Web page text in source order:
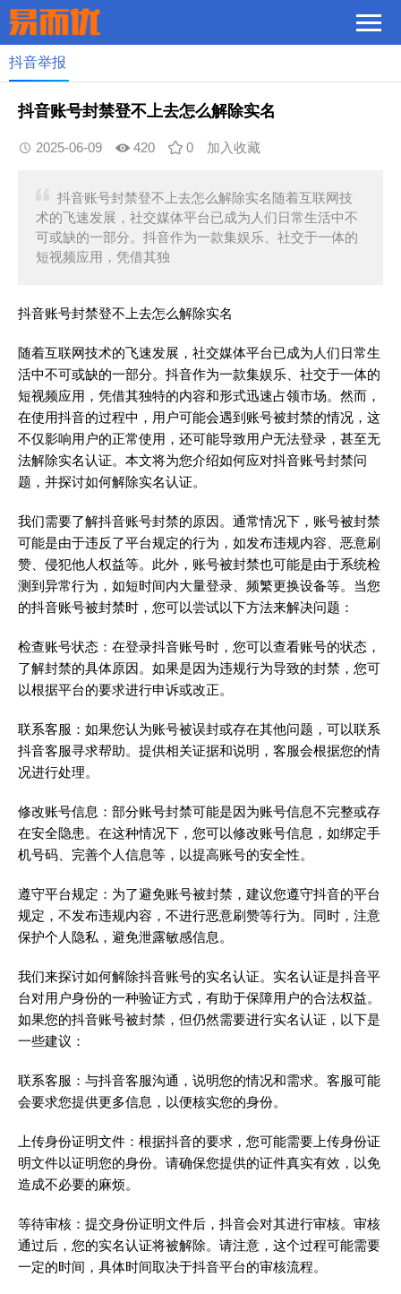
抖音举报
抖音账号封禁登不上去怎么解除实名
2025-06-09 420 0 加入收藏
抖音账号封禁登不上去怎么解除实名随着互联网技
术的飞速发展，社交媒体平台已成为人们日常生活中不
可或缺的一部分。抖音作为一款集娱乐、社交于一体的
短视频应用，凭借其独
抖音账号封禁登不上去怎么解除实名
随着互联网技术的飞速发展，社交媒体平台已成为人们日常生
活中不可或缺的一部分。抖音作为一款集娱乐、社交于一体的
短视频应用，凭借其独特的内容和形式迅速占领市场。然而，
在使用抖音的过程中，用户可能会遇到账号被封禁的情况，这
不仅影响用户的正常使用，还可能导致用户无法登录，甚至无
法解除实名认证。本文将为您介绍如何应对抖音账号封禁问
题，并探讨如何解除实名认证。
我们需要了解抖音账号封禁的原因。通常情况下，账号被封禁
可能是由于违反了平台规定的行为，如发布违规内容、恶意刷
赞、侵犯他人权益等。此外，账号被封禁也可能是由于系统检
测到异常行为，如短时间内大量登录、频繁更换设备等。当您
的抖音账号被封禁时，您可以尝试以下方法来解决问题：
检查账号状态：在登录抖音账号时，您可以查看账号的状态，
了解封禁的具体原因。如果是因为违规行为导致的封禁，您可
以根据平台的要求进行申诉或改正。
联系客服：如果您认为账号被误封或存在其他问题，可以联系
抖音客服寻求帮助。提供相关证据和说明，客服会根据您的情
况进行处理。
修改账号信息：部分账号封禁可能是因为账号信息不完整或存
在安全隐患。在这种情况下，您可以修改账号信息，如绑定手
机号码、完善个人信息等，以提高账号的安全性。
遵守平台规定：为了避免账号被封禁，建议您遵守抖音的平台
规定，不发布违规内容，不进行恶意刷赞等行为。同时，注意
保护个人隐私，避免泄露敏感信息。
我们来探讨如何解除抖音账号的实名认证。实名认证是抖音平
台对用户身份的一种验证方式，有助于保障用户的合法权益。
如果您的抖音账号被封禁，但仍然需要进行实名认证，以下是
一些建议：
联系客服：与抖音客服沟通，说明您的情况和需求。客服可能
会要求您提供更多信息，以便核实您的身份。
上传身份证明文件：根据抖音的要求，您可能需要上传身份证
明文件以证明您的身份。请确保您提供的证件真实有效，以免
造成不必要的麻烦。
等待审核：提交身份证明文件后，抖音会对其进行审核。审核
通过后，您的实名认证将被解除。请注意，这个过程可能需要
一定的时间，具体时间取决于抖音平台的审核流程。